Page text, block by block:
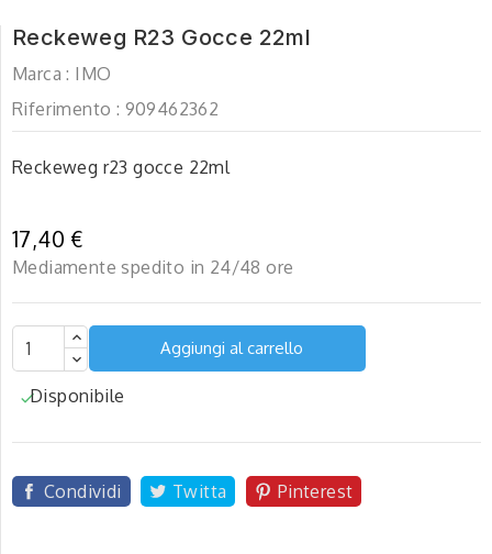
Reckeweg R23 Gocce 22ml
Marca : IMO
Riferimento : 909462362
Reckeweg r23 gocce 22ml
17,40 €
Mediamente spedito in 24/48 ore
Aggiungi al carrello
Disponibile
Condividi Twitta Pinterest